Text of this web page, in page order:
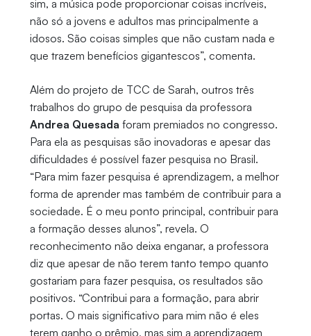
sim, a música pode proporcionar coisas incríveis,
não só a jovens e adultos mas principalmente a
idosos. São coisas simples que não custam nada e
que trazem benefícios gigantescos”, comenta.
Além do projeto de TCC de Sarah, outros três
trabalhos do grupo de pesquisa da professora
Andrea Quesada foram premiados no congresso.
Para ela as pesquisas são inovadoras e apesar das
dificuldades é possível fazer pesquisa no Brasil.
“Para mim fazer pesquisa é aprendizagem, a melhor
forma de aprender mas também de contribuir para a
sociedade. É o meu ponto principal, contribuir para
a formação desses alunos”, revela. O
reconhecimento não deixa enganar, a professora
diz que apesar de não terem tanto tempo quanto
gostariam para fazer pesquisa, os resultados são
positivos. “Contribui para a formação, para abrir
portas. O mais significativo para mim não é eles
terem ganho o prêmio, mas sim a aprendizagem